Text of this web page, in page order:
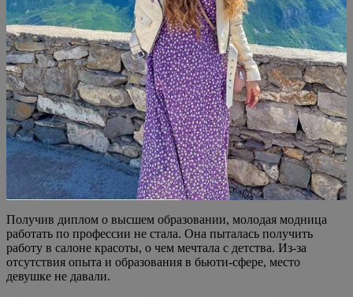
Получив диплом о высшем образовании, молодая модница
работать по профессии не стала. Она пыталась получить
работу в салоне красоты, о чем мечтала с детства. Из-за
отсутствия опыта и образования в бьюти-сфере, место
девушке не давали.